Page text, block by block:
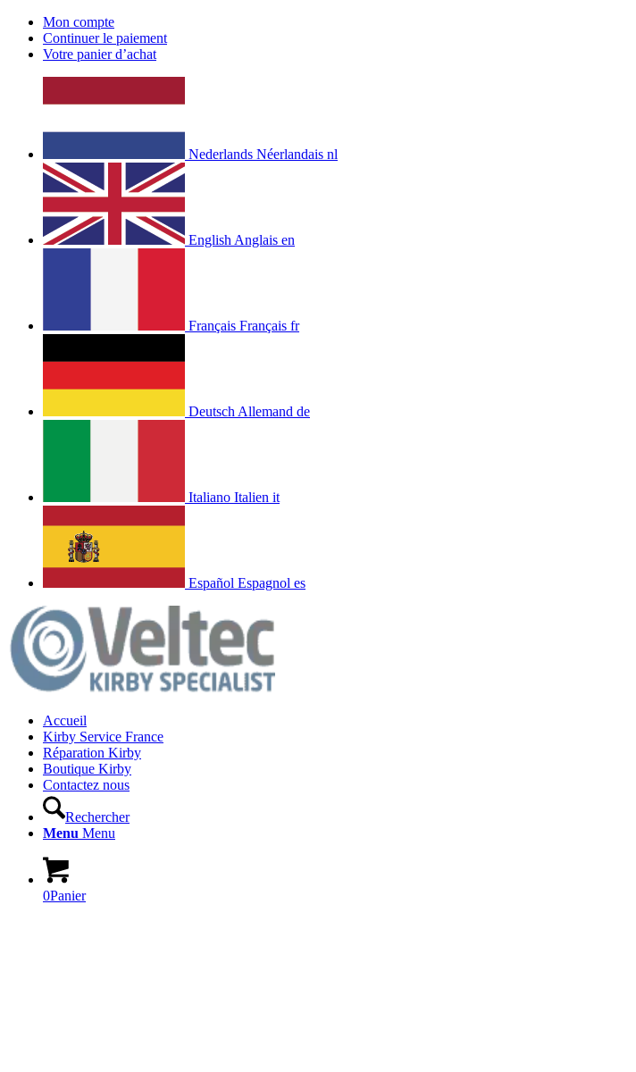
Mon compte
Continuer le paiement
Votre panier d’achat
Nederlands Néerlandais nl
English Anglais en
Français Français fr
Deutsch Allemand de
Italiano Italien it
Español Espagnol es
Accueil
Kirby Service France
Réparation Kirby
Boutique Kirby
Contactez nous
Rechercher
Menu Menu
0Panier